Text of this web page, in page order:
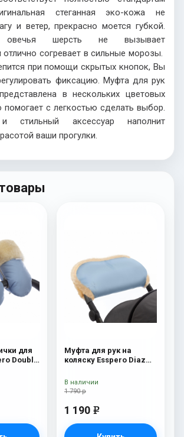
стеганная эко-кожа не
и ветер, прекрасно моется губкой.
овечья шерсть не вызывает
согревает в сильные морозы.
при помощи скрытых кнопок, Вы
фиксацию. Муфта для рук
представлена в нескольких цветовых
помогает с легкостью сделать выбор.
стильный аксессуар наполнит
ваши прогулки.
для
Муфта для рук на
коляску Esspero Diaz
Blue Mountain
1 790 р
1 190 e
В наличии